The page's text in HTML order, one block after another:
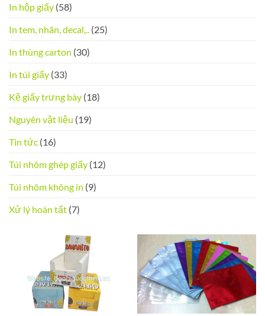
In hộp giấy (58)
In tem, nhãn, decal,..
(25)
In thùng carton (30)
In túi giấy (33)
Kệ giấy trưng bày (18)
Nguyên vật liệu (19)
Tin tức (16)
Túi nhôm ghép giấy (12)
Túi nhôm không in (9)
Xử lý hoàn tất (7)